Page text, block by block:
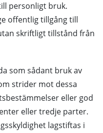
personligt bruk.
offentlig tillgång till
skriftligt tillstånd från
som sådant bruk av
strider mot dessa
eller god
eller tredje parter.
lagstiftas i